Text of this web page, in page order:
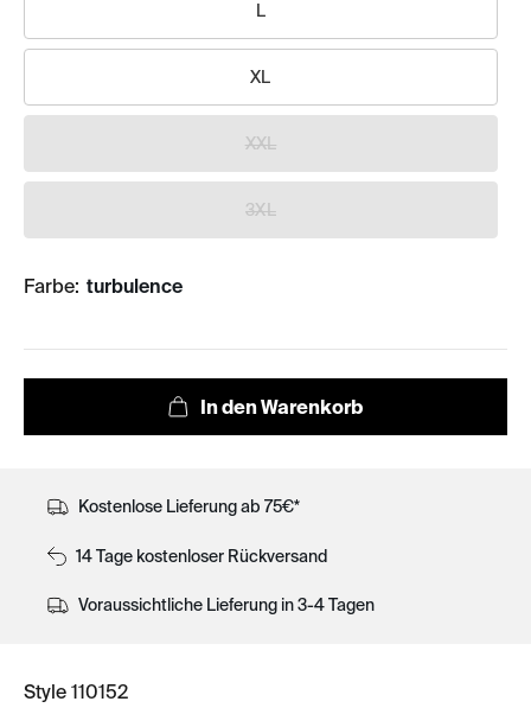
L
XL
XXL
3XL
Farbe: turbulence
Kostenlose Lieferung ab 75€*
14 Tage kostenloser Rückversand
Voraussichtliche Lieferung in 3-4 Tagen
Style 110152